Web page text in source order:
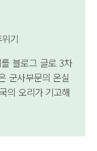
기
블로그 글로 3차
군사부문의 온실
의 오리가 기고해